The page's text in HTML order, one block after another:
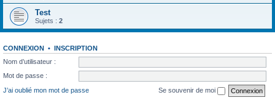
Test
Sujets : 2
CONNEXION • INSCRIPTION
Nom d’utilisateur :
Mot de passe :
J’ai oublié mon mot de passe
Se souvenir de moi